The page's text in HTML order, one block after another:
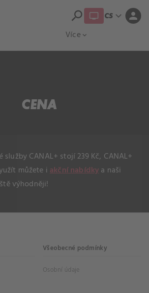
Více expand_more
search CS expand_more person
CENA
CANAL+ stojí 239 Kč, CANAL+
můžete iakční nabídkya naši
výhodněji!
Všeobecné podmínky
Osobní údaje